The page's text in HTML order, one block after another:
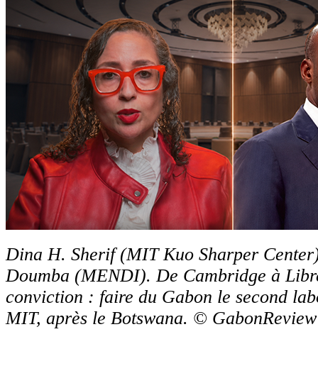
Dina H. Sherif (MIT Kuo Sharper
Doumba (MENDI). De Cambridge à
conviction : faire du Gabon le second
MIT, après le Botswana. © GabonReview